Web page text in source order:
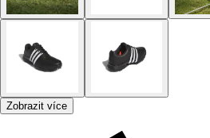
Zobrazit více